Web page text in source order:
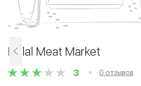
Halal Meat Market
3 0 отзывов